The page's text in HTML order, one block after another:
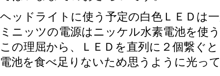
ヘッドライトに使う予定の白色ＬＥＤは
ミニッツの電源はニッケル水素電池を使
この理屈から、ＬＥＤを直列に２個繋
電池を食べ足りないため思うように光っ